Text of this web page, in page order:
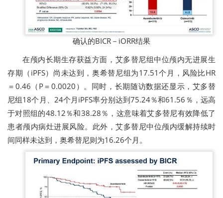
确认的BICR－iORR结果
在颅内长期生存获益方面，艾多替尼组中位颅内无进展生
存期（iPFS）尚未达到，奥希替尼组为17.51个月 ，风险比HR
＝0.46（P＝0.0020）。同时，长期随访数据还显示，艾多替
尼组18个月、24个月iPFS率分别达到75.24％和61.56％，远高
于对照组的48.12％和38.28％，这意味着艾多替尼有效降低了
患者颅内病灶进展风险。此外，艾多替尼中位颅内缓解持续时
间同样未达到，奥希替尼则为16.26个月。